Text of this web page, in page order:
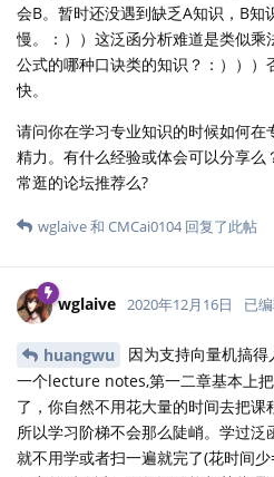
会B。暂时还没遇到缺乏A知识，B知
慢。：））这泛函分析难道是类似乘
公式的哪种口诀类的知识？：）））
快。
请问你在学习专业知识的时候如何
精力。有什么经验或体会可以分享
常逛的论坛推荐么?
wglaive和 CMCai0104回复了此帖
wglaive 2020年12月16日 已
huangwu
因为支持向量机搞
一个lecture notes,第一二章基本上
了，你自然不用花大量的时间去把课
所以学习阶梯不会那么陡峭。学过
就不用学或者扫一遍就完了(花时间